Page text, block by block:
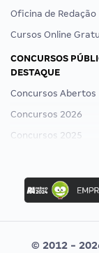
Oficina de Redação
Cursos Online
CONCURSOS
DESTAQUE
Concursos Abertos
Concursos 2026
Concursos 2025
Concurso Ibama
Concurso MPU
Editais publicados
© 2012 -